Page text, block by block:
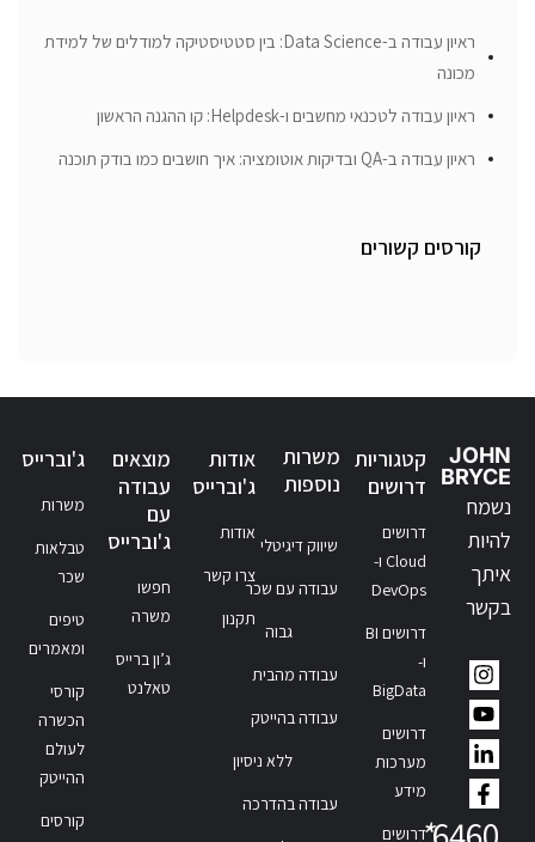
ראיון עבודה ב-Data Science: בין סטטיסטיקה למודלים של למידת
מכונה
ראיון עבודה לטכנאי מחשבים ו-Helpdesk: קו ההגנה הראשון
ראיון עבודה ב-QA ובדיקות אוטומציה: איך חושבים כמו בודק תוכנה
קורסים קשורים
JOHN
BRYCE
נשמח
להיות
איתך
בקשר
קטגוריות
דרושים
דרושים
Cloud ו-
DevOps
דרושים BI
ו-
BigData
דרושים
מערכות
מידע
דרושים
משרות
נוספות
שיווק דיגיטלי
עבודה עם שכר
גבוה
עבודה מהבית
עבודה בהייטק
ללא ניסיון
עבודה בהדרכה
אודות
ג'וברייס
אודות
צרו קשר
תקנון
מוצאים
עבודה
עם
ג'וברייס
חפשו
משרה
ג’ון ברייס
טאלנט
ג'וברייס
משרות
טבלאות
שכר
טיפים
ומאמרים
קורסי
הכשרה
לעולם
ההייטק
קורסים